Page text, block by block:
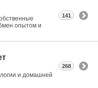
опытом и
141
и домашней
268